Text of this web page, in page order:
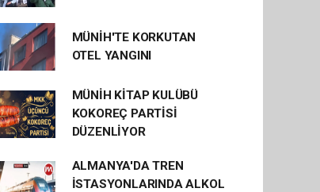
MÜNİH'TE KORKUTAN
OTEL YANGINI
MÜNİH KİTAP KULÜBÜ
KOKOREÇ PARTİSİ
DÜZENLİYOR
ALMANYA'DA TREN
İSTASYONLARINDA ALKOL